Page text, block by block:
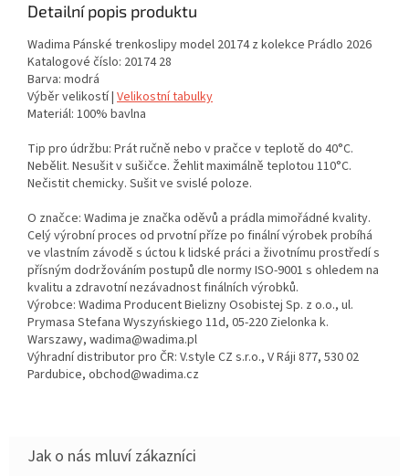
Detailní popis produktu
Wadima Pánské trenkoslipy model 20174 z kolekce Prádlo 2026
Katalogové číslo: 20174 28
Barva: modrá
Výběr velikostí | Velikostní tabulky
Materiál: 100% bavlna
Tip pro údržbu: Prát ručně nebo v pračce v teplotě do 40°C.
Nebělit. Nesušit v sušičce. Žehlit maximálně teplotou 110°C.
Nečistit chemicky. Sušit ve svislé poloze.
O značce: Wadima je značka oděvů a prádla mimořádné kvality.
Celý výrobní proces od prvotní příze po finální výrobek probíhá
ve vlastním závodě s úctou k lidské práci a životnímu prostředí s
přísným dodržováním postupů dle normy ISO-9001 s ohledem na
kvalitu a zdravotní nezávadnost finálních výrobků.
Výrobce: Wadima Producent Bielizny Osobistej Sp. z o.o., ul.
Prymasa Stefana Wyszyńskiego 11d, 05-220 Zielonka k.
Warszawy, wadima@wadima.pl
Výhradní distributor pro ČR: V.style CZ s.r.o., V Ráji 877, 530 02
Pardubice, obchod@wadima.cz